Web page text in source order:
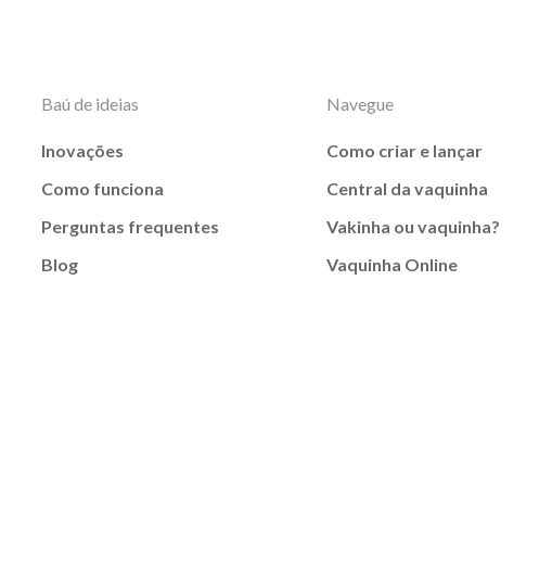
Baú de ideias
Inovações
Como funciona
Perguntas frequentes
Blog
Navegue
Como criar e lançar
Central da vaquinha
Vakinha ou vaquinha?
Vaquinha Online